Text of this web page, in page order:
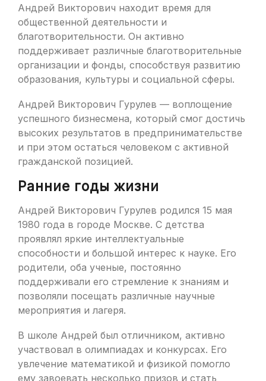
Андрей Викторович находит время для
общественной деятельности и
благотворительности. Он активно
поддерживает различные благотворительные
организации и фонды, способствуя развитию
образования, культуры и социальной сферы.
Андрей Викторович Гурулев — воплощение
успешного бизнесмена, который смог достичь
высоких результатов в предпринимательстве
и при этом остаться человеком с активной
гражданской позицией.
Ранние годы жизни
Андрей Викторович Гурулев родился 15 мая
1980 года в городе Москве. С детства
проявлял яркие интеллектуальные
способности и большой интерес к науке. Его
родители, оба ученые, постоянно
поддерживали его стремление к знаниям и
позволяли посещать различные научные
мероприятия и лагеря.
В школе Андрей был отличником, активно
участвовал в олимпиадах и конкурсах. Его
увлечение математикой и физикой помогло
ему завоевать несколько призов и стать